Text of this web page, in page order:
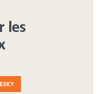
les